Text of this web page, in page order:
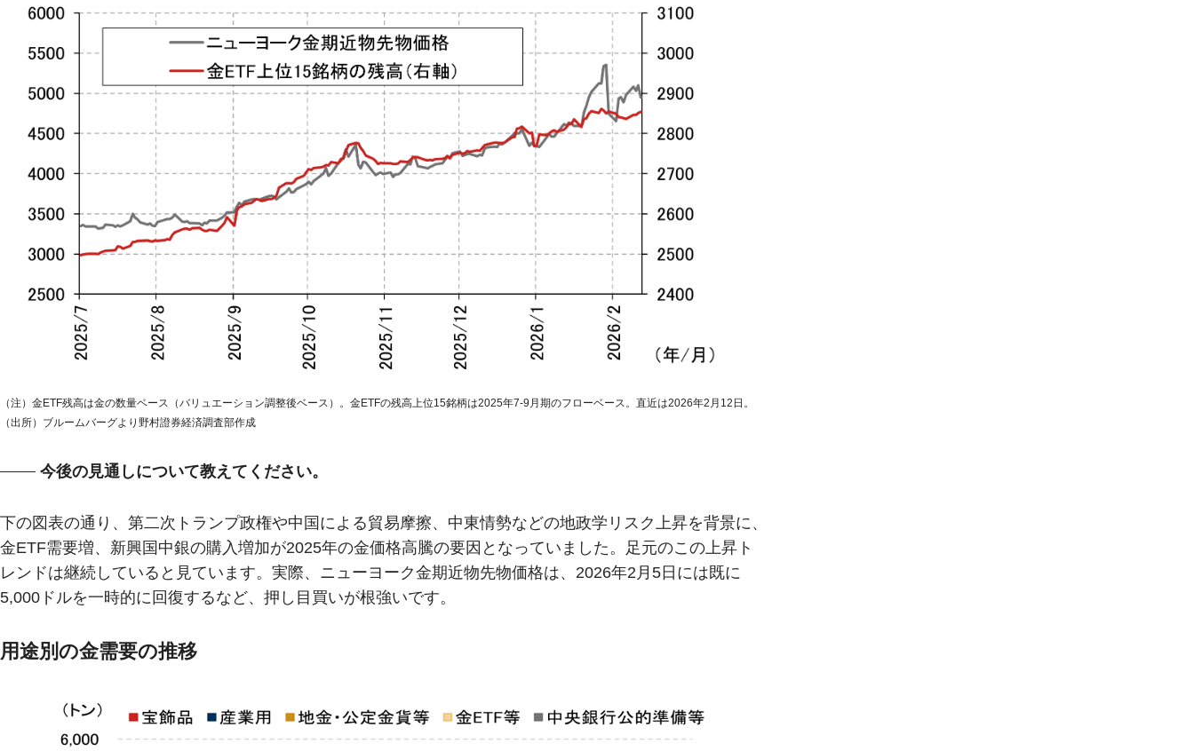
（注）金ETF残高は金の数量ベース（バリュエーション調整後ベース）。金ETFの残高上位15銘柄は2025年7-9月期のフローベース。直近は2026年2月12日。
（出所）ブルームバーグより野村證券経済調査部作成
今後の見通しについて教えてください。
下の図表の通り、第二次トランプ政権や中国による貿易摩擦、中東情勢などの地政学リスク上昇を背景に、
金ETF需要増、新興国中銀の購入増加が2025年の金価格高騰の要因となっていました。足元のこの上昇ト
レンドは継続していると見ています。実際、ニューヨーク金期近物先物価格は、2026年2月5日には既に
5,000ドルを一時的に回復するなど、押し目買いが根強いです。
用途別の金需要の推移